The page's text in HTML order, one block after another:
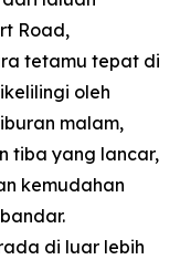
Road,
tetamu tepat di
oleh
malam,
tiba yang lancar,
kemudahan
di luar lebih